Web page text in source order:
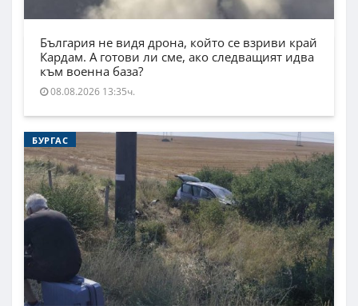
България не видя дрона, който се взриви край
Кардам. А готови ли сме, ако следващият идва
към военна база?
08.08.2026 13:35ч.
БУРГАС